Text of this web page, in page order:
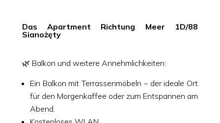
Das Apartment Richtung Meer 1D/88
Sianożęty
🌿 Balkon und weitere Annehmlichkeiten:
Ein Balkon mit Terrassenmöbeln – der ideale Ort
für den Morgenkaffee oder zum Entspannen am
Abend.